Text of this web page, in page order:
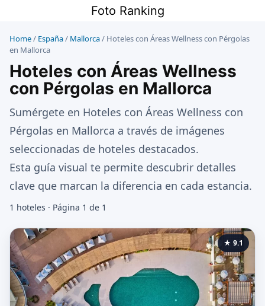
contenido
Foto Ranking
Home/ España/ Mallorca/ Hoteles con Áreas Wellness con Pérgolas
en Mallorca
Hoteles con Áreas Wellness
con Pérgolas en Mallorca
Sumérgete en Hoteles con Áreas Wellness con
Pérgolas en Mallorca a través de imágenes
seleccionadas de hoteles destacados.
Esta guía visual te permite descubrir detalles
clave que marcan la diferencia en cada estancia.
1 hoteles · Página 1 de 1
★ 9.1